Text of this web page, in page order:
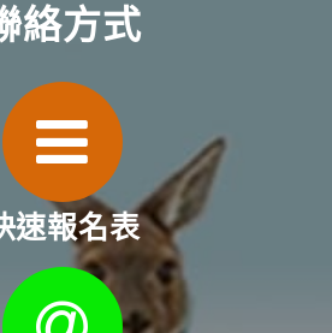
絡方式
速報名表